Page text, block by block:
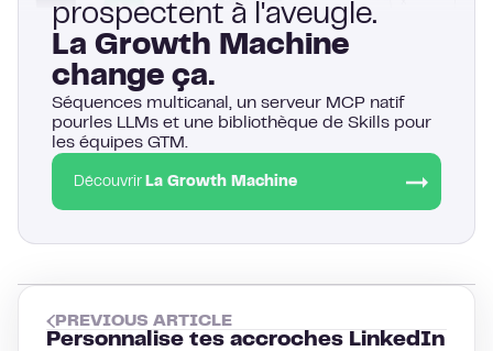
prospectent à l'aveugle.
La Growth Machine
change ça.
Séquences multicanal, un serveur MCP natif
pourles LLMs et une bibliothèque de Skills pour
les équipes GTM.
Découvrir La Growth Machine
PREVIOUS ARTICLE
Personnalise tes accroches LinkedIn